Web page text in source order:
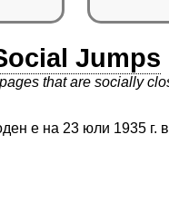
Jumps
that are socially
е на 23 юли 1935